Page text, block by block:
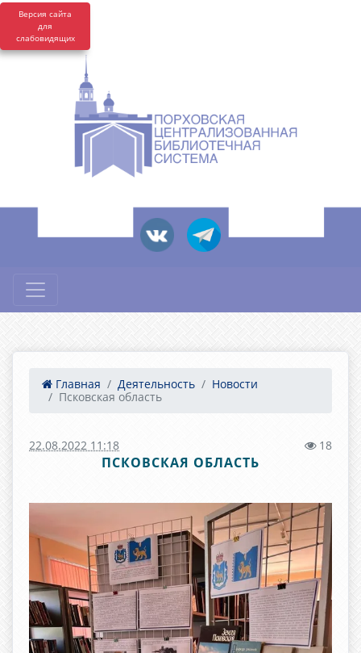
Версия сайта
для
слабовидящих
Главная Деятельность
Новости
Псковская область
22.08.2022 11:18 18
ПСКОВСКАЯ ОБЛАСТЬ